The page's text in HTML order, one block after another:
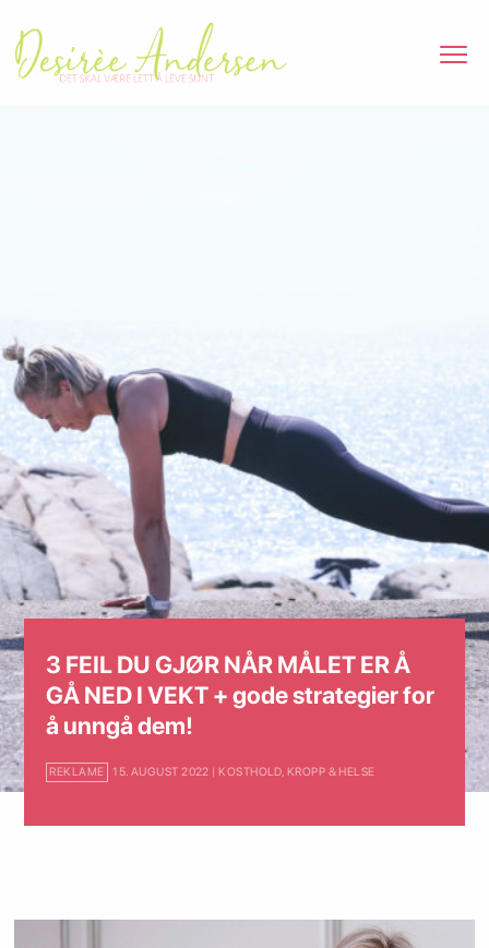
3 FEIL DU GJØR NÅR MÅLET ER Å
GÅ NED I VEKT + gode strategier for
å unngå dem!
REKLAME 15. AUGUST 2022 | KOSTHOLD, KROPP & HELSE